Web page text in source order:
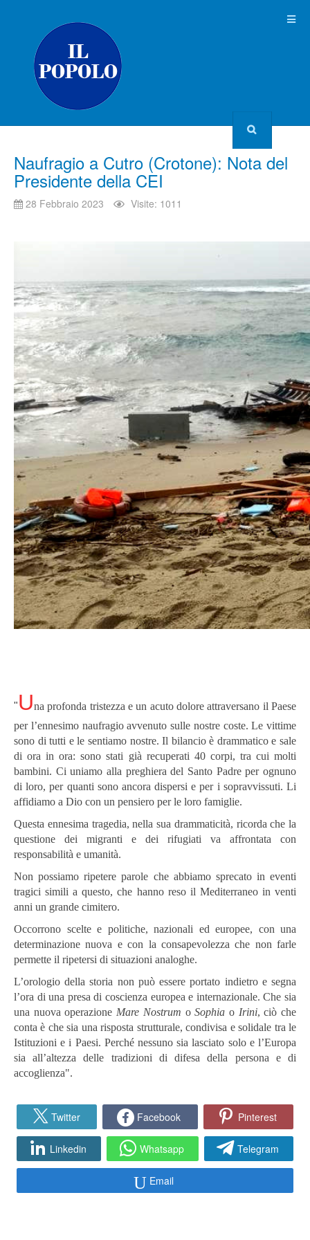
Naufragio a Cutro (Crotone): Nota del
Presidente della CEI
28 Febbraio 2023 Visite: 1011
"Una profonda tristezza e un acuto dolore attraversano il Paese
per l’ennesimo naufragio avvenuto sulle nostre coste. Le vittime
sono di tutti e le sentiamo nostre. Il bilancio è drammatico e sale
di ora in ora: sono stati già recuperati 40 corpi, tra cui molti
bambini. Ci uniamo alla preghiera del Santo Padre per ognuno
di loro, per quanti sono ancora dispersi e per i sopravvissuti. Li
affidiamo a Dio con un pensiero per le loro famiglie.
Questa ennesima tragedia, nella sua drammaticità, ricorda che la
questione dei migranti e dei rifugiati va affrontata con
responsabilità e umanità.
Non possiamo ripetere parole che abbiamo sprecato in eventi
tragici simili a questo, che hanno reso il Mediterraneo in venti
anni un grande cimitero.
Occorrono scelte e politiche, nazionali ed europee, con una
determinazione nuova e con la consapevolezza che non farle
permette il ripetersi di situazioni analoghe.
L’orologio della storia non può essere portato indietro e segna
l’ora di una presa di coscienza europea e internazionale. Che sia
una nuova operazione Mare Nostrum oSophia o Irini, ciò che
conta è che sia una risposta strutturale, condivisa e solidale tra le
Istituzioni e i Paesi. Perché nessuno sia lasciato solo e l’Europa
sia all’altezza delle tradizioni di difesa della persona e di
accoglienza".
Twitter Facebook Pinterest
Linkedin Whatsapp Telegram
Email